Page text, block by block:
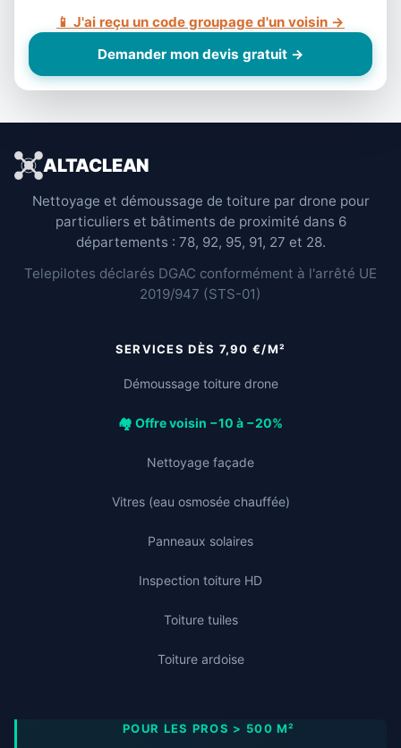
📱 J'ai reçu un code groupage d'un voisin →
Demander mon devis gratuit →
ALTACLEAN
Nettoyage et démoussage de toiture par drone pour
particuliers et bâtiments de proximité dans 6
départements : 78, 92, 95, 91, 27 et 28.
Telepilotes déclarés DGAC conformément à l'arrêté UE
2019/947 (STS-01)
SERVICES DÈS 7,90 €/M²
Démoussage toiture drone
🏘️ Offre voisin −10 à −20%
Nettoyage façade
Vitres (eau osmosée chauffée)
Panneaux solaires
Inspection toiture HD
Toiture tuiles
Toiture ardoise
POUR LES PROS > 500 M²